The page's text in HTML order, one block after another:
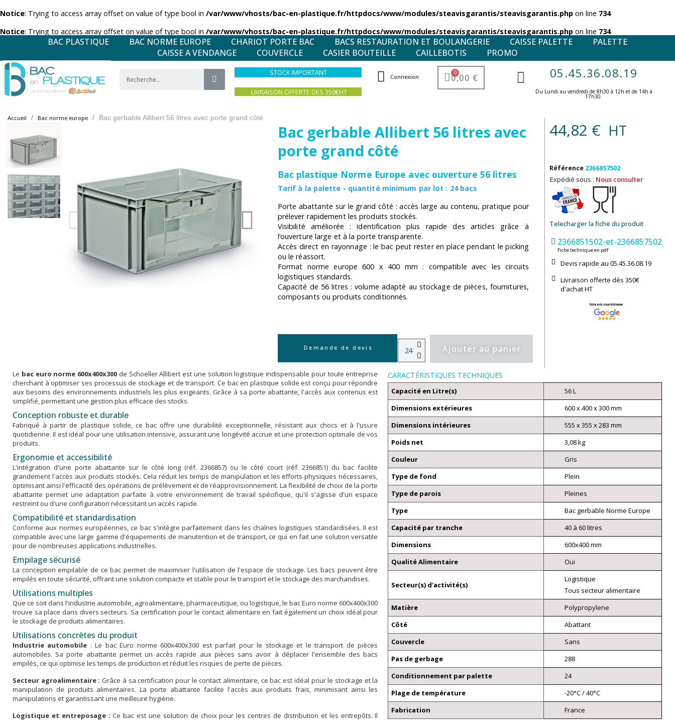
Notice: Trying to access array offset on value of type bool in /var/www/vhosts/bac-en-plastique.fr/httpdocs/www/modules/steavisgarantis/steavisgarantis.php on line 734
Notice: Trying to access array offset on value of type bool in /var/www/vhosts/bac-en-plastique.fr/httpdocs/www/modules/steavisgarantis/steavisgarantis.php on line 734
BAC PLASTIQUE BAC NORME EUROPE CHARIOT PORTE BAC BACS RESTAURATION ET BOULANGERIE CAISSE PALETTE
PALETTE
CAISSE A VENDANGE
COUVERCLE CASIER BOUTEILLE CAILLEBOTIS PROMO
STOCK IMPORTANT
LIVRAISON OFFERTE DES 350€HT
Connexion 0,00 € 05.45.36.08.19
Du Lundi au vendredi de 8h30 à 12h et de 14h à
17h30 ​
Accueil Bac norme europe Bac gerbable Allibert 56 litres avec porte grand côté
Bac gerbable Allibert 56 litres avec
porte grand côté
Bac plastique Norme Europe avec ouverture 56 litres
Tarif à la palette - quantité minimum par lot : 24 bacs
Porte abattante sur le grand côté : accès large au contenu, pratique pour
prélever rapidement les produits stockés.
Visibilité améliorée : identification plus rapide des articles grâce à
l’ouverture large et à la porte transparente.
Accès direct en rayonnage : le bac peut rester en place pendant le picking
ou le réassort.
Format norme europe 600 x 400 mm : compatible avec les circuits
logistiques standards.
Capacité de 56 litres : volume adapté au stockage de pièces, fournitures,
composants ou produits conditionnés.
Demande de devis Ajouter au panier
44,82 € HT
Référence 2366857502
Expédié sous : Nous consulter
Telecharger la fiche du produit
2366851502-et-2366857502
Fiche technique en pdf
Devis rapide au 05.45.36.08.19​
Livraison offerte dès 350€
d'achat​ HT
Le bac euro norme 600x400x300 de Schoeller Allibert est une solution logistique indispensable pour toute entreprise
cherchant à optimiser ses processus de stockage et de transport. Ce bac en plastique solide est conçu pour répondre
aux besoins des environnements industriels les plus exigeants. Grâce à sa porte abattante, l'accès aux contenus est
simplifié, permettant une gestion plus efficace des stocks.
Conception robuste et durable
Fabriqué à partir de plastique solide, ce bac offre une durabilité exceptionnelle, résistant aux chocs et à l'usure
quotidienne. Il est idéal pour une utilisation intensive, assurant une longévité accrue et une protection optimale de vos
produits.
Ergonomie et accessibilité
L'intégration d'une porte abattante sur le côté long (réf. 2366857) ou le côté court (réf. 2366851) du bac facilite
grandement l'accès aux produits stockés. Cela réduit les temps de manipulation et les efforts physiques nécessaires,
optimisant ainsi l'efficacité des opérations de prélèvement et de réapprovisionnement. La flexibilité de choix de la porte
abattante permet une adaptation parfaite à votre environnement de travail spécifique, qu'il s'agisse d'un espace
restreint ou d'une configuration nécessitant un accès rapide.
Compatibilité et standardisation
Conforme aux normes européennes, ce bac s'intègre parfaitement dans les chaînes logistiques standardisées. Il est
compatible avec une large gamme d'équipements de manutention et de transport, ce qui en fait une solution versatile
pour de nombreuses applications industrielles.
Empilage sécurisé
La conception empilable de ce bac permet de maximiser l'utilisation de l'espace de stockage. Les bacs peuvent être
empilés en toute sécurité, offrant une solution compacte et stable pour le transport et le stockage des marchandises.
Utilisations multiples
Que ce soit dans l'industrie automobile, agroalimentaire, pharmaceutique, ou logistique, le bac Euro norme 600x400x300
trouve sa place dans divers secteurs. Sa certification pour le contact alimentaire en fait également un choix idéal pour
le stockage de produits alimentaires.
Utilisations concrètes du produit
Industrie automobile : Le bac Euro norme 600x400x300 est parfait pour le stockage et le transport de pièces
automobiles. Sa porte abattante permet un accès rapide aux pièces sans avoir à déplacer l'ensemble des bacs
empilés, ce qui optimise les temps de production et réduit les risques de perte de pièces.
Secteur agroalimentaire : Grâce à sa certification pour le contact alimentaire, ce bac est idéal pour le stockage et la
manipulation de produits alimentaires. La porte abattante facilite l'accès aux produits frais, minimisant ainsi les
manipulations et garantissant une meilleure hygiène.
Logistique et entreposage : Ce bac est une solution de choix pour les centres de distribution et les entrepôts. Il
CARACTÉRISTIQUES TECHNIQUES
Capacité en Litre(s)
56 L
Dimensions extérieures
600 x 400 x 300 mm
Dimensions intérieures
555 x 355 x 283 mm
Poids net
3,08 kg
Couleur
Gris
Type de fond
Plein
Type de parois
Pleines
Type
Bac gerbable Norme Europe
Capacité par tranche
40 à 60 litres
Dimensions
600x400 mm
Qualité Alimentaire
Oui
Secteur(s) d'activité(s)
Logistique
Tous secteur alimentaire
Matière
Polypropylene
Côté
Abattant
Couvercle
Sans
Pas de gerbage
288
Conditionnement par palette
24
Plage de température
-20°C / 40°C
Fabrication
France